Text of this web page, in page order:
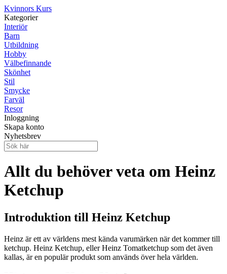
Kvinnors Kurs
Kategorier
Interiör
Barn
Utbildning
Hobby
Välbefinnande
Skönhet
Stil
Smycke
Farväl
Resor
Inloggning
Skapa konto
Nyhetsbrev
Allt du behöver veta om Heinz
Ketchup
Introduktion till Heinz Ketchup
Heinz är ett av världens mest kända varumärken när det kommer till
ketchup. Heinz Ketchup, eller Heinz Tomatketchup som det även
kallas, är en populär produkt som används över hela världen.